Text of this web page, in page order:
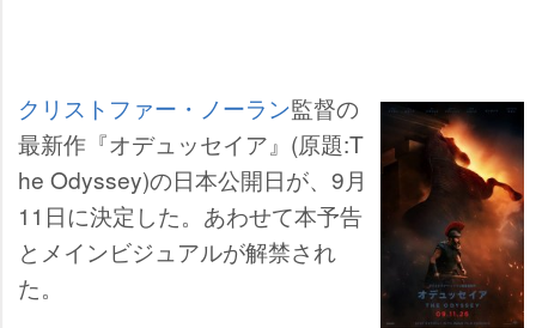
クリストファー・ノーラン監督の
最新作『オデュッセイア』(原題:T
he Odyssey)の日本公開日が、9月
11日に決定した。あわせて本予告
とメインビジュアルが解禁され
た。